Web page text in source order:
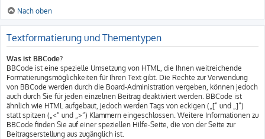
Nach oben
Textformatierung und Thementypen
Was ist BBCode?
BBCode ist eine spezielle Umsetzung von HTML, die Ihnen weitreichende
Formatierungsmöglichkeiten für Ihren Text gibt. Die Rechte zur Verwendung
von BBCode werden durch die Board-Administration vergeben, können jedoch
auch durch Sie für jeden einzelnen Beitrag deaktiviert werden. BBCode ist
ähnlich wie HTML aufgebaut, jedoch werden Tags von eckigen („[“ und „]“)
statt spitzen („<“ und „>“) Klammern eingeschlossen. Weitere Informationen zu
BBCode finden Sie auf einer speziellen Hilfe-Seite, die von der Seite zur
Beitragserstellung aus zugänglich ist.